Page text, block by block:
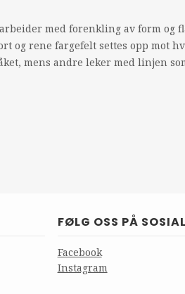
med forenkling av form og
og rene fargefelt settes opp mot
mens andre leker med linjen
FØLG OSS PÅ
Facebook
Instagram